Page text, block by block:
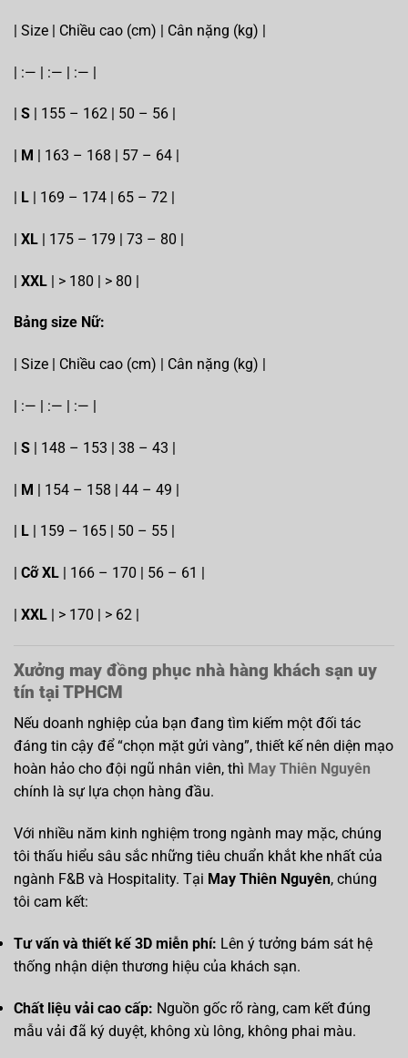
| Size | Chiều cao (cm) | Cân nặng (kg) |
| :— | :— | :— |
S | 155 – 162 | 50 – 56 |
M | 163 – 168 | 57 – 64 |
| L | 169 – 174 | 65 – 72 |
| XL | 175 – 179 | 73 – 80 |
| XXL | > 180 | > 80 |
Bảng size Nữ:
| Size | Chiều cao (cm) | Cân nặng (kg) |
| :— | :— | :— |
| S | 148 – 153 | 38 – 43 |
| M | 154 – 158 | 44 – 49 |
L | 159 – 165 | 50 – 55 |
| Cỡ XL | 166 – 170 | 56 – 61 |
| XXL | > 170 | > 62 |
Xưởng may đồng phục nhà hàng khách sạn uy
tín tại TPHCM
Nếu doanh nghiệp của bạn đang tìm kiếm một đối tác
đáng tin cậy để “chọn mặt gửi vàng”, thiết kế nên diện mạo
hoàn hảo cho đội ngũ nhân viên, thì May Thiên Nguyên
chính là sự lựa chọn hàng đầu.
Với nhiều năm kinh nghiệm trong ngành may mặc, chúng
tôi thấu hiểu sâu sắc những tiêu chuẩn khắt khe nhất của
ngành F&B và Hospitality. Tại May Thiên Nguyên, chúng
tôi cam kết:
Tư vấn và thiết kế 3D miễn phí: Lên ý tưởng bám sát hệ
thống nhận diện thương hiệu của khách sạn.
Chất liệu vải cao cấp: Nguồn gốc rõ ràng, cam kết đúng
mẫu vải đã ký duyệt, không xù lông, không phai màu.